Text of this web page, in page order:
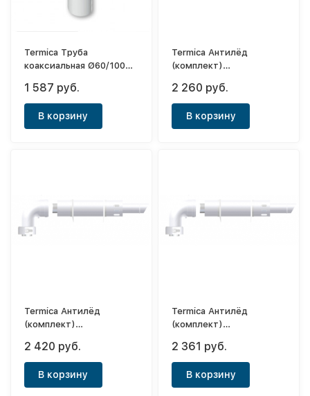
Termica Труба
коаксиальная Ø60/100
1 587 руб.
В корзину
Termica Антилёд
(комплект)
L=1000 (Bosch-Buderus-
Olical-Protherm-Sime)
2 260 руб.
В корзину
Termica Антилёд
(комплект)
L=1000 (Baltur-Baxi-
Ferroli-Fondital-Navien)
2 420 руб.
В корзину
Termica Антилёд
(комплект)
L=1000 (Ariston-Baxi-
Chaffoteaux-Protherm-
Vaillant-Viessmann)
2 361 руб.
В корзину